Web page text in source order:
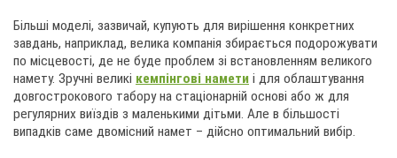
Більші моделі, зазвичай, купують для вирішення конкретних
завдань, наприклад, велика компанія збирається подорожувати
по місцевості, де не буде проблем зі встановленням великого
намету. Зручні великі кемпінгові намети і для облаштування
довгострокового табору на стаціонарній основі або ж для
регулярних виїздів з маленькими дітьми. Але в більшості
випадків саме двомісний намет – дійсно оптимальний вибір.